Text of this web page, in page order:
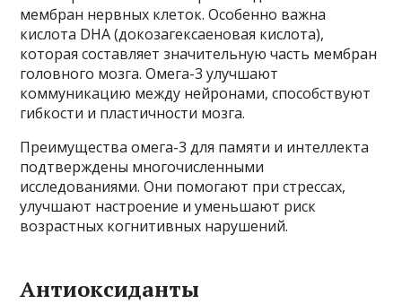
мембран нервных клеток. Особенно важна
кислота DHA (докозагексаеновая кислота),
которая составляет значительную часть мембран
головного мозга. Омега-3 улучшают
коммуникацию между нейронами, способствуют
гибкости и пластичности мозга.
Преимущества омега-3 для памяти и интеллекта
подтверждены многочисленными
исследованиями. Они помогают при стрессах,
улучшают настроение и уменьшают риск
возрастных когнитивных нарушений.
Антиоксиданты